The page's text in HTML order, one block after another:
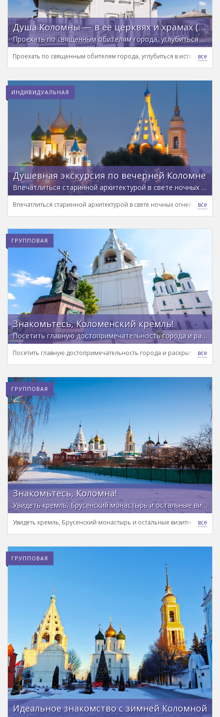
Душа Коломны — в её церквях и храмах (на вашем авто)
Проехать по священным обителям города, углубиться в историю и ощутить неподдельный дух Руси-матушки
Проехать по священным обителям города, углубиться в историю и
ИНДИВИДУАЛЬНАЯ
Душевная экскурсия по вечерней Коломне
Впечатлиться старинной архитектурой в свете ночных огней и раскрыть таинственные истории города
Впечатлиться старинной архитектурой в свете ночных огней и
ГРУППОВАЯ
Знакомьтесь, Коломенский кремль!
Посетить главную достопримечательность города и раскрыть его историю в компании краеведа
Посетить главную достопримечательность города и раскрыть его
ГРУППОВАЯ
Знакомьтесь, Коломна!
Увидеть кремль, Брусенский монастырь и остальные визитные карточки города
Увидеть кремль, Брусенский монастырь и остальные визитные
ГРУППОВАЯ
Идеальное знакомство с зимней Коломной